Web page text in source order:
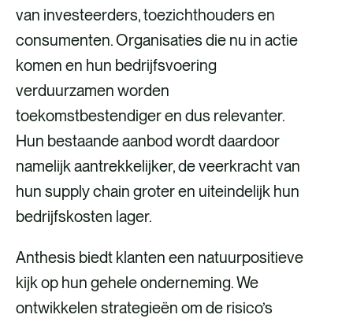
van investeerders, toezichthouders en
consumenten. Organisaties die nu in actie
komen en hun bedrijfsvoering
verduurzamen worden
toekomstbestendiger en dus relevanter.
Hun bestaande aanbod wordt daardoor
namelijk aantrekkelijker, de veerkracht van
hun supply chain groter en uiteindelijk hun
bedrijfskosten lager.
Anthesis biedt klanten een natuurpositieve
kijk op hun gehele onderneming. We
ontwikkelen strategieën om de risico’s